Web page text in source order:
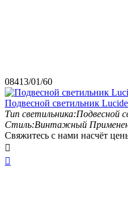
08413/01/60
Подвесной светильник
Тип светильника:Подвесной
Стиль:Винтажный
Свяжитесь с нами насчёт

